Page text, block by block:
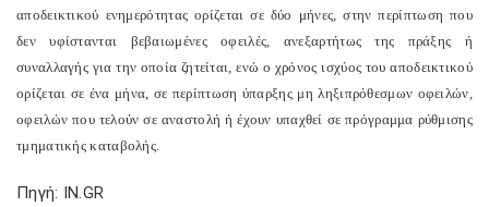
αποδεικτικού ενημερότητας ορίζεται σε δύο μήνες, στην περίπτωση που
δεν υφίστανται βεβαιωμένες οφειλές, ανεξαρτήτως της πράξης ή
συναλλαγής για την οποία ζητείται, ενώ ο χρόνος ισχύος του αποδεικτικού
ορίζεται σε ένα μήνα, σε περίπτωση ύπαρξης μη ληξιπρόθεσμων οφειλών,
οφειλών που τελούν σε αναστολή ή έχουν υπαχθεί σε πρόγραμμα ρύθμισης
τμηματικής καταβολής.
Πηγή: IN.GR